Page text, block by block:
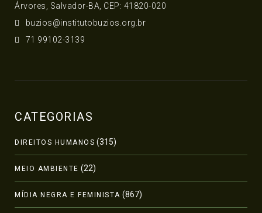
Árvores, Salvador-BA, CEP: 41820-020
buzios@institutobuzios.org.br
71 99102-3139
CATEGORIAS
DIREITOS HUMANOS (315)
MEIO AMBIENTE (22)
MÍDIA NEGRA E FEMINISTA (867)